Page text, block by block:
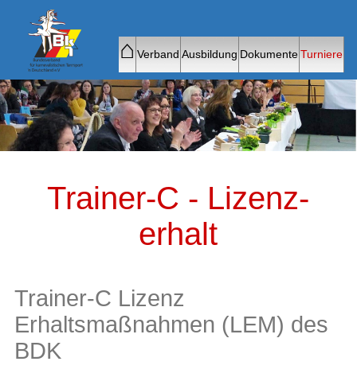
⌂Verband Ausbildung DokumenteTurniere
Trainer-C - Lizenz­
erhalt
Trainer-C Lizenz
Erhaltsmaßnahmen (LEM) des
BDK